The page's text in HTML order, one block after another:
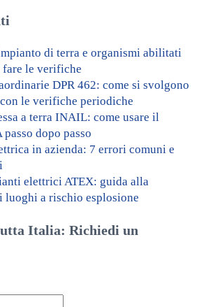
di terra e organismi abilitati
le verifiche
DPR 462: come si svolgono
le verifiche periodiche
a terra INAIL: come usare il
dopo passo
in azienda: 7 errori comuni e
elettrici ATEX: guida alla
luoghi a rischio esplosione
Italia: Richiedi un